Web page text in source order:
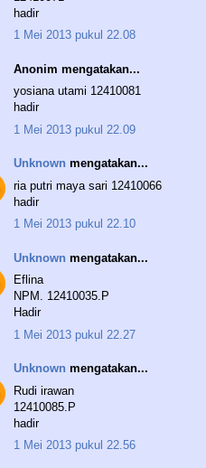
hadir
1 Mei 2013 pukul 22.08
Anonim mengatakan...
yosiana utami 12410081
hadir
1 Mei 2013 pukul 22.09
Unknown mengatakan...
ria putri maya sari 12410066
hadir
1 Mei 2013 pukul 22.10
Unknown mengatakan...
Eflina
NPM. 12410035.P
Hadir
1 Mei 2013 pukul 22.27
Unknown mengatakan...
Rudi irawan
12410085.P
hadir
1 Mei 2013 pukul 22.56